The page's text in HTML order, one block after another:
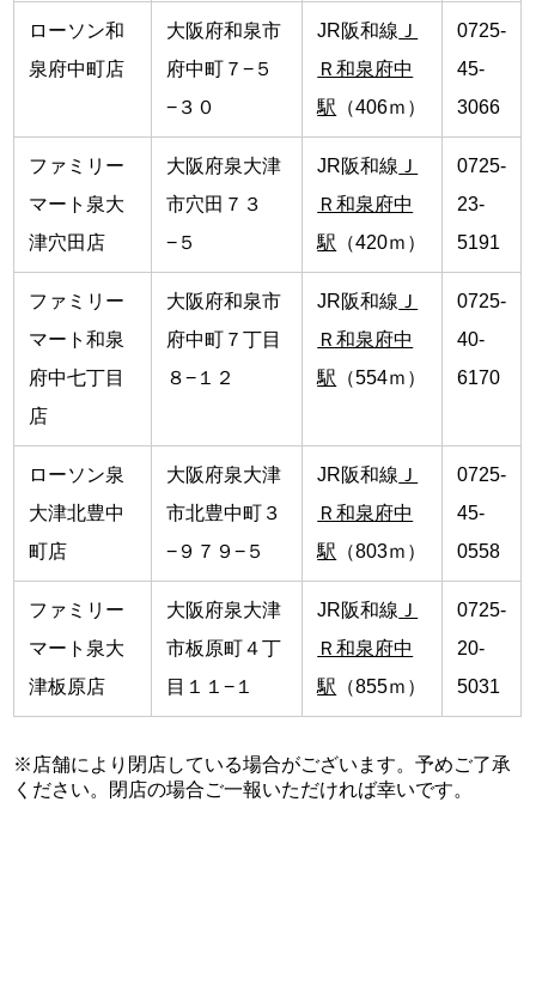
ローソン和
泉府中町店
大阪府和泉市
府中町７−５
−３０
JR阪和線 Ｊ
Ｒ和泉府中
駅 （406ｍ）
0725-
45-
3066
ファミリー
マート泉大
津穴田店
大阪府泉大津
市穴田７３
−５
JR阪和線 Ｊ
Ｒ和泉府中
駅 （420ｍ）
0725-
23-
5191
ファミリー
マート和泉
府中七丁目
店
大阪府和泉市
府中町７丁目
８−１２
JR阪和線 Ｊ
Ｒ和泉府中
駅 （554ｍ）
0725-
40-
6170
ローソン泉
大津北豊中
町店
大阪府泉大津
市北豊中町３
−９７９−５
JR阪和線 Ｊ
Ｒ和泉府中
駅 （803ｍ）
0725-
45-
0558
ファミリー
マート泉大
津板原店
大阪府泉大津
市板原町４丁
目１１−１
JR阪和線 Ｊ
Ｒ和泉府中
駅 （855ｍ）
0725-
20-
5031
※店舗により閉店している場合がございます。予めご了承
ください。閉店の場合ご一報いただければ幸いです。